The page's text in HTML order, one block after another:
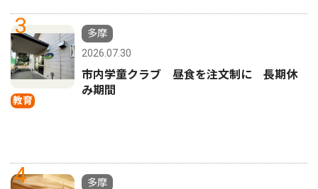
3
教育
多摩
2026.07.30
市内学童クラブ 昼食を注文制に 長期休
み期間
4
多摩